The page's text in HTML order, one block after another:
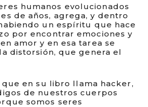
humanos evolucionados
de años, agrega, y dentro
un espíritu que hace
por encontrar emociones y
amor y en esa tarea se
distorsión, que genera el
que en su libro llama hacker,
de nuestros cuerpos
somos seres